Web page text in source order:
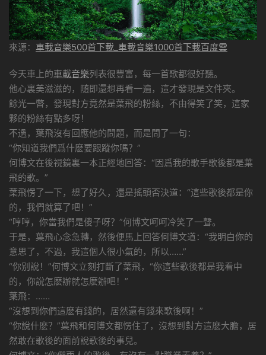
來源： 車載音樂500首下載_車載音樂1000首下載百度雲
今天車上的車載音樂列表很豐富，每一首歌都很好聽。
他心裏美滋滋的，随即還想再看一遍，這才發現是文件夾。
餘光一瞥，發現對方竟然是葉飛的粉絲，不由得笑了笑，這家
夥的粉絲有點多呀！
不過，葉飛沒有回應他的問題，而是問了一句：
“你知道我們爲什麽要跟蹤你嗎？”
何博文在後視鏡裏一本正經地回答：“因爲我的歌手歌後都是葉
飛的歌。”
葉飛愣了一下，想了好久，還是搖頭否決道：“這些歌後都是你
的，我們就算了吧！”
“哼哼，你當我們是傻子呀？”何博文呵呵冷笑了一聲。
于是，葉飛心念急轉，然後便馬上回答何博文道：“我明白你的
意思了，不過，我這個人很小氣的，所以……”
“你别說！”何博文立刻打斷了葉飛，“你這些歌後都是我看中
的，你說怎麽辦就怎麽辦吧！”
葉飛：……
“沒想到你們這麽有錢的，居然還有錢來歌後啊！”
“你說什麽？”葉飛和何博文都愣住了，沒想到對方這麽大膽，居
然敢在歌後的面前說歌後的事兒。